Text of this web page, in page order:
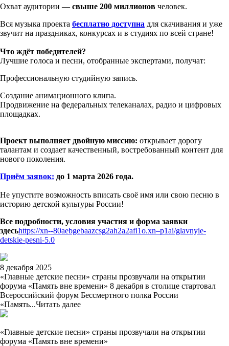
Охват аудитории — свыше 200 миллионов человек.
Вся музыка проекта бесплатно доступна для скачивания и уже
звучит на праздниках, конкурсах и в студиях по всей стране!
Что ждёт победителей?
Лучшие голоса и песни, отобранные экспертами, получат:
Профессиональную студийную запись.
Создание анимационного клипа.
Продвижение на федеральных телеканалах, радио и цифровых
площадках.
Проект выполняет двойную миссию: открывает дорогу
талантам и создает качественный, востребованный контент для
нового поколения.
Приём заявок: до 1 марта 2026 года.
Не упустите возможность вписать своё имя или свою песню в
историю детской культуры России!
Все подробности, условия участия и форма заявки
здесьhttps://xn--80aebgebaazcsg2ah2a2afl1o.xn–p1ai/glavnyie-
detskie-pesni-5.0
8 декабря 2025
«Главные детские песни» страны прозвучали на открытии
форума «Память вне времени» 8 декабря в столице стартовал
Всероссийский форум Бессмертного полка России
«Память...Читать далее
«Главные детские песни» страны прозвучали на открытии
форума «Память вне времени»